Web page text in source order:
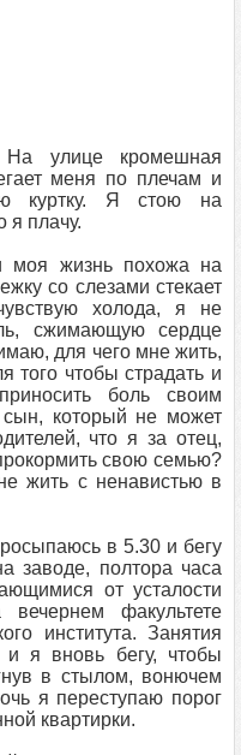
На улице кромешная
меня по плечам и
куртку. Я стою на
я плачу.
моя жизнь похожа на
со слезами стекает
холода, я не
сжимающую сердце
для чего мне жить,
того чтобы страдать и
боль своим
который не может
что я за отец,
свою семью?
жить с ненавистью в
в 5.30 и бегу
заводе, полтора часа
от усталости
факультете
института. Занятия
и я вновь бегу, чтобы
в стылом, вонючем
я переступаю порог
квартирки.